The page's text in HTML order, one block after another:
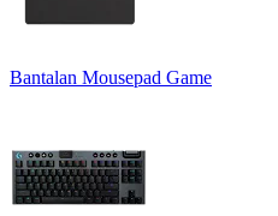
Bantalan Mousepad Game